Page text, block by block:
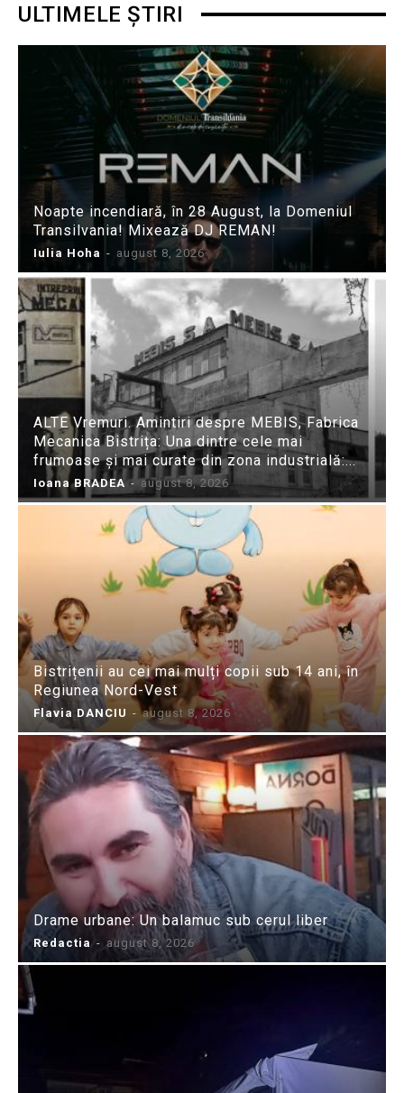
ULTIMELE ȘTIRI
Noapte incendiară, în 28 August, la Domeniul
Transilvania! Mixează DJ REMAN!
Iulia Hoha - august 8, 2026
ALTE Vremuri. Amintiri despre MEBIS, Fabrica
Mecanica Bistrița: Una dintre cele mai
frumoase și mai curate din zona industrială:...
Ioana BRADEA - august 8, 2026
Bistrițenii au cei mai mulți copii sub 14 ani, în
Regiunea Nord-Vest
Flavia DANCIU - august 8, 2026
Drame urbane: Un balamuc sub cerul liber
Redactia - august 8, 2026